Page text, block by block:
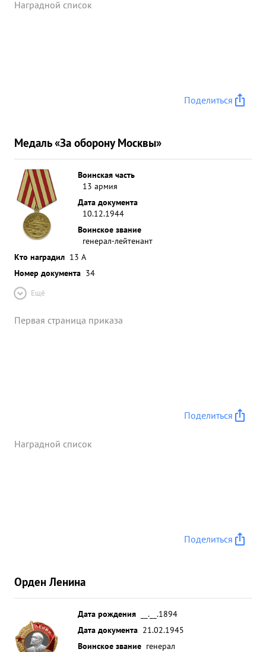
Наградной список
Поделиться
Медаль «За оборону Москвы»
Воинская часть
13 армия
Дата документа
10.12.1944
Воинское звание
генерал-лейтенант
Кто наградил 13 А
Номер документа 34
Ещё
Первая страница приказа
Поделиться
Наградной список
Поделиться
Орден Ленина
Дата рождения
__.__.1894
Дата документа 21.02.1945
Воинское звание генерал